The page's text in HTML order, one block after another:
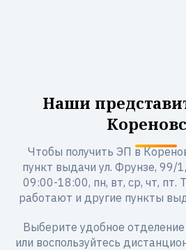
Наши
Чтобы получить ЭП в
пункт выдачи ул. Фрунзе, 99/
09:00-18:00, пн, вт, ср, чт, пт.
работают и другие пункты
Выберите удобное
или воспользуйтесь